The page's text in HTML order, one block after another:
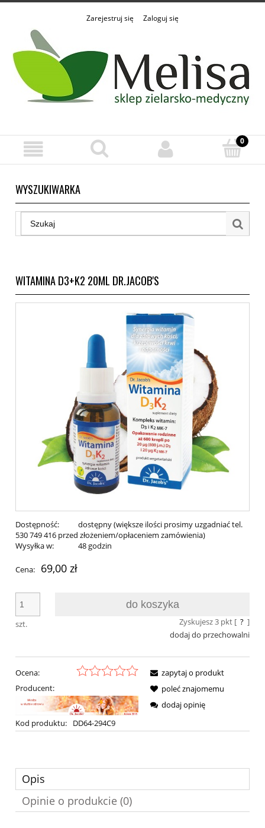
Zarejestruj się Zaloguj się
WYSZUKIWARKA
WITAMINA D3+K2 20ML DR.JACOB'S
Dostępność:
dostępny (większe ilości prosimy uzgadniać tel.
530 749 416 przed złożeniem/opłaceniem zamówienia)
Wysyłka w:
48 godzin
Cena: 69,00 zł
szt.
do koszyka
Zyskujesz3pkt [ ? ]
dodaj do przechowalni
Ocena:
Producent:
Kod produktu: DD64-294C9
zapytaj o produkt
poleć znajomemu
dodaj opinię
Opis
Opinie o produkcie (0)